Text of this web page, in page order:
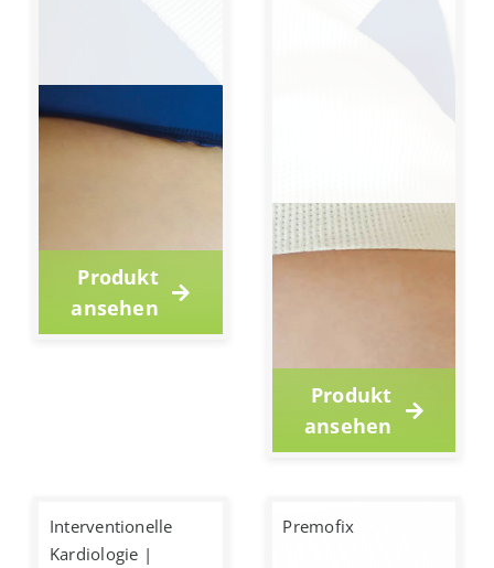
Produkt
ansehen
Produkt
ansehen
Interventionelle
Kardiologie |
Premofix